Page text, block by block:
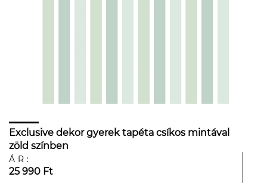
Exclusive dekor gyerek tapéta csíkos mintával
zöld színben
ÁR:
25 990 Ft